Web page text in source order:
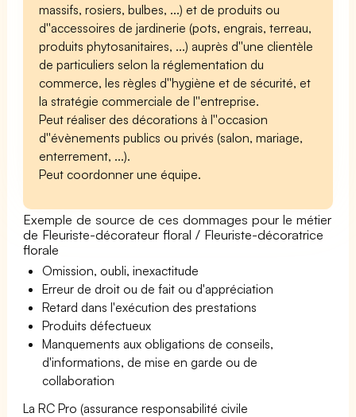
massifs, rosiers, bulbes, ...) et de produits ou
d''accessoires de jardinerie (pots, engrais, terreau,
produits phytosanitaires, ...) auprès d''une clientèle
de particuliers selon la réglementation du
commerce, les règles d''hygiène et de sécurité, et
la stratégie commerciale de l''entreprise.
Peut réaliser des décorations à l''occasion
d''évènements publics ou privés (salon, mariage,
enterrement, ...).
Peut coordonner une équipe.
Exemple de source de ces dommages pour le métier
de Fleuriste-décorateur floral / Fleuriste-décoratrice
florale
Omission, oubli, inexactitude
Erreur de droit ou de fait ou d'appréciation
Retard dans l'exécution des prestations
Produits défectueux
Manquements aux obligations de conseils,
d'informations, de mise en garde ou de
collaboration
La RC Pro (assurance responsabilité civile